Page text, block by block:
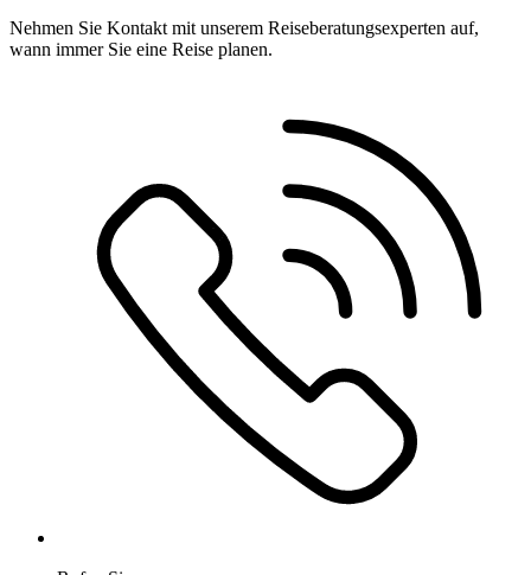
Nehmen Sie Kontakt mit unserem Reiseberatungsexperten auf,
wann immer Sie eine Reise planen.